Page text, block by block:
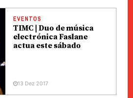
EVENTOS
TIMC | Duo de música
electrónica Faslane
actua este sábado
13 Dez 2017